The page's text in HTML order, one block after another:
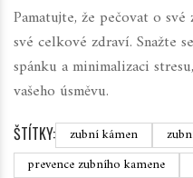
Pamatujte, že pečovat o své
své celkové zdraví. Snažte
spánku a minimalizaci
vašeho úsměvu.
ŠTÍTKY: zubní kámen
prevence zubního kamene